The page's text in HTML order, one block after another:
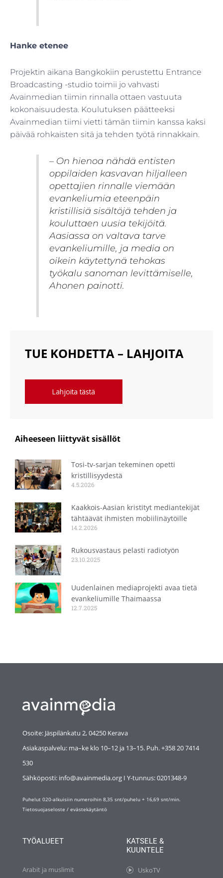
Hanke etenee
Projektin aikana Bangkokiin perustettu Entrance
Broadcasting -studio toimii jo vahvasti
Avainmedian tiimin rinnalla ottaen vastuuta
kokonaisuudesta. Koulutuksen päätteeksi
Avainmedian tiimi vietti tämän tiimin kanssa kaksi
päivää rohkaisten sitä ja tehden työtä rinnakkain.
– On hienoa nähdä entisten
oppilaiden kasvavan hiljalleen
opettajien rinnalle viemään
evankeliumia eteenpäin
kristillisiä sisältöjä tehden ja
kouluttaen uusia tekijöitä.
Aasiassa on valtava tarve
evankeliumille, ja media on
oikein käytettynä tehokas
työkalu sanoman levittämiselle,
Ahonen painotti.
TUE KOHDETTA – LAHJOITA
Lahjoita tästä
Aiheeseen liittyvät sisällöt
Tosi-tv-sarjan tekeminen opetti
kristillisyydestä
4.5.2026
Kaakkois-Aasian kristityt mediantekijät
tähtäävät ihmisten mobiilinäytöille
14.2.2026
Rukousvastaus pelasti radiotyön
23.10.2025
Uudenlainen mediaprojekti avaa tietä
evankeliumille Thaimaassa
12.7.2025
Osoite: Jäspilänkatu 2, 04250 Kerava
Asiakaspalvelu: ma–ke klo 10–12 ja 13–15. Puh. +358 20 7414
530
Sähköposti: info@avainmedia.org I Y-tunnus:0201348-9
Puhelut 020-alkuisiin numeroihin 8,35 snt/puhelu + 16,69 snt/min.
Tietosuojaseloste / evästekäytäntö
TYÖALUEET
Arabit ja muslimit
KATSELE &
KUUNTELE
UskoTV